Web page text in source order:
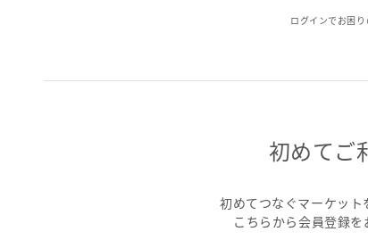
ログインでお困り
初めてご
初めてつなぐマーケット
こちらから会員登録を